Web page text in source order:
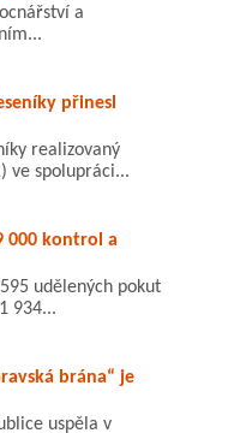
a
přinesl
realizovaný
ve spolupráci...
000 kontrol a
udělených pokut
934...
brána“ je
uspěla v